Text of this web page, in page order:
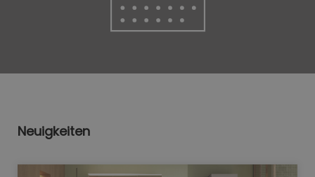
Neuigkeiten